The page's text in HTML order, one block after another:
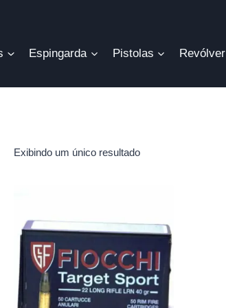
Espingarda Pistolas Revólver
Exibindo um único resultado